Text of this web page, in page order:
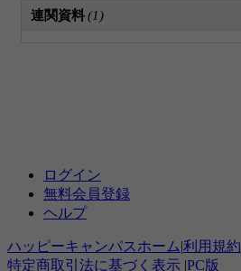
連関資料(1)
ログイン
無料会員登録
ヘルプ
ハッピーキャンパスホーム|利用規約
特定商取引法に基づく表示 |PC版